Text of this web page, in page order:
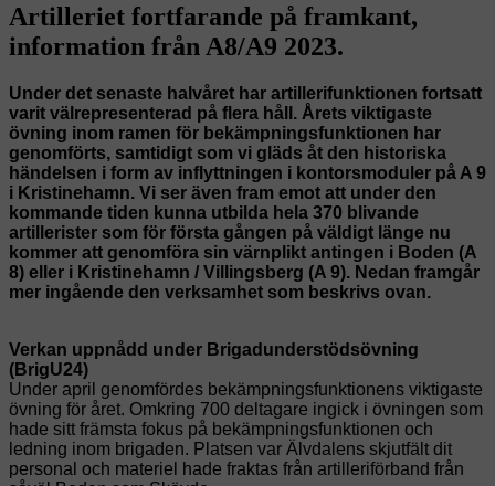
Artilleriet fortfarande på framkant,
information från A8/A9 2023.
Under det senaste halvåret har artillerifunktionen fortsatt
varit välrepresenterad på flera håll. Årets viktigaste
övning inom ramen för bekämpningsfunktionen har
genomförts, samtidigt som vi gläds åt den historiska
händelsen i form av inflyttningen i kontorsmoduler på A 9
i Kristinehamn. Vi ser även fram emot att under den
kommande tiden kunna utbilda hela 370 blivande
artillerister som för första gången på väldigt länge nu
kommer att genomföra sin värnplikt antingen i Boden (A
8) eller i Kristinehamn / Villingsberg (A 9). Nedan framgår
mer ingående den verksamhet som beskrivs ovan.
Verkan uppnådd under Brigadunderstödsövning
(BrigU24)
Under april genomfördes bekämpningsfunktionens viktigaste
övning för året. Omkring 700 deltagare ingick i övningen som
hade sitt främsta fokus på bekämpningsfunktionen och
ledning inom brigaden. Platsen var Älvdalens skjutfält dit
personal och materiel hade fraktas från artilleriförband från